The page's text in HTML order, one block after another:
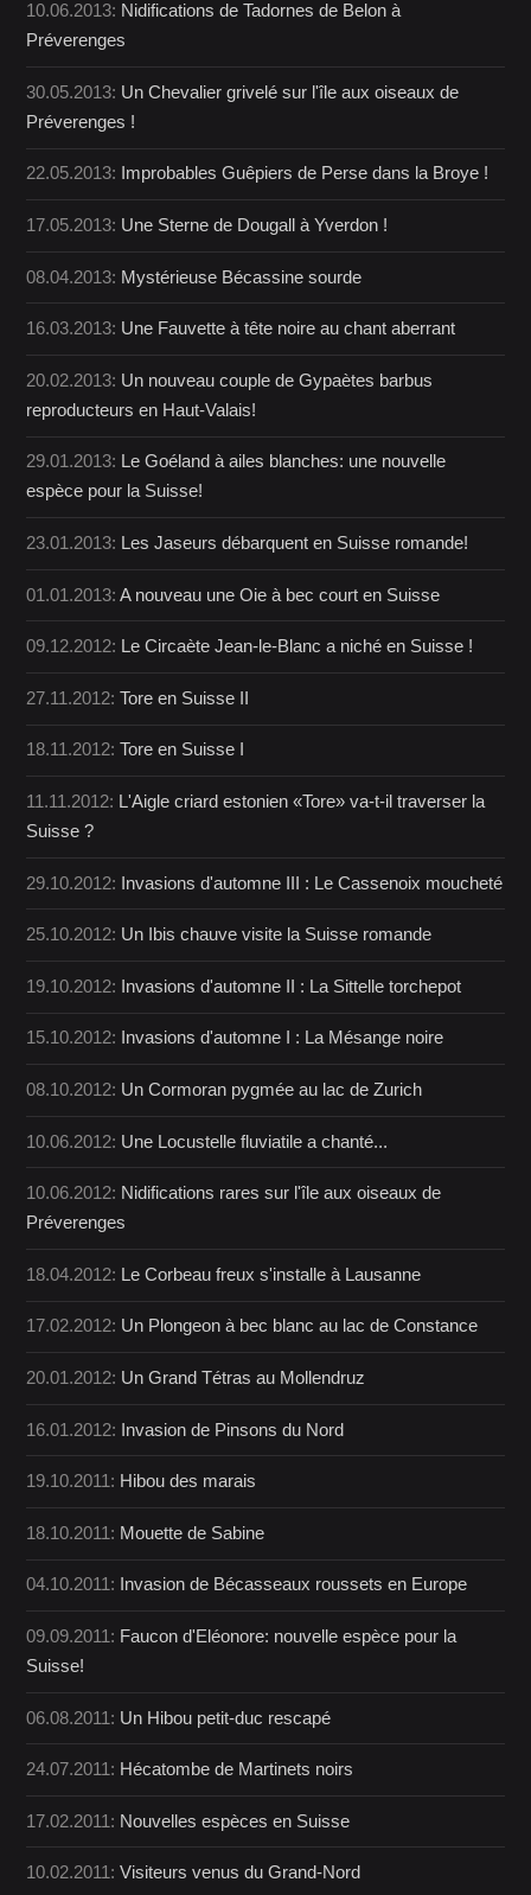
10.06.2013: Nidifications de Tadornes de Belon à
Préverenges
30.05.2013: Un Chevalier grivelé sur l'île aux oiseaux de
Préverenges !
22.05.2013: Improbables Guêpiers de Perse dans la Broye !
17.05.2013: Une Sterne de Dougall à Yverdon !
08.04.2013: Mystérieuse Bécassine sourde
16.03.2013: Une Fauvette à tête noire au chant aberrant
20.02.2013: Un nouveau couple de Gypaètes barbus
reproducteurs en Haut-Valais!
29.01.2013: Le Goéland à ailes blanches: une nouvelle
espèce pour la Suisse!
23.01.2013: Les Jaseurs débarquent en Suisse romande!
01.01.2013:A nouveau une Oie à bec court en Suisse
09.12.2012: Le Circaète Jean-le-Blanc a niché en Suisse !
27.11.2012:Tore en Suisse II
18.11.2012:Tore en Suisse I
11.11.2012: L'Aigle criard estonien «Tore» va-t-il traverser la
Suisse ?
29.10.2012: Invasions d'automne III : Le Cassenoix moucheté
25.10.2012: Un Ibis chauve visite la Suisse romande
19.10.2012: Invasions d'automne II : La Sittelle torchepot
15.10.2012: Invasions d'automne I : La Mésange noire
08.10.2012: Un Cormoran pygmée au lac de Zurich
10.06.2012: Une Locustelle fluviatile a chanté...
10.06.2012: Nidifications rares sur l'île aux oiseaux de
Préverenges
18.04.2012: Le Corbeau freux s'installe à Lausanne
17.02.2012: Un Plongeon à bec blanc au lac de Constance
20.01.2012: Un Grand Tétras au Mollendruz
16.01.2012: Invasion de Pinsons du Nord
19.10.2011: Hibou des marais
18.10.2011: Mouette de Sabine
04.10.2011: Invasion de Bécasseaux roussets en Europe
09.09.2011: Faucon d'Eléonore: nouvelle espèce pour la
Suisse!
06.08.2011: Un Hibou petit-duc rescapé
24.07.2011: Hécatombe de Martinets noirs
17.02.2011: Nouvelles espèces en Suisse
10.02.2011:Visiteurs venus du Grand-Nord